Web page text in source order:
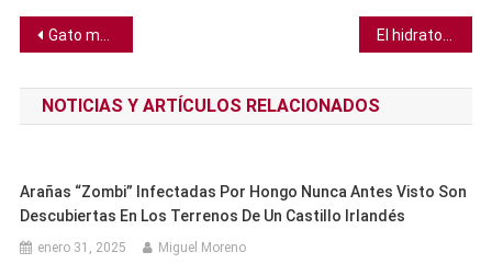
Navegación
de
entradas
Gato montés escurridizo que se creía extinto es redescubierto en Tailandia
NOTICIAS Y ARTÍCULOS RELACIONADOS
Arañas “zombi” Infectadas Por Hongo Nunca Antes Visto Son
Descubiertas En Los Terrenos De Un Castillo Irlandés
enero 31, 2025 Miguel Moreno